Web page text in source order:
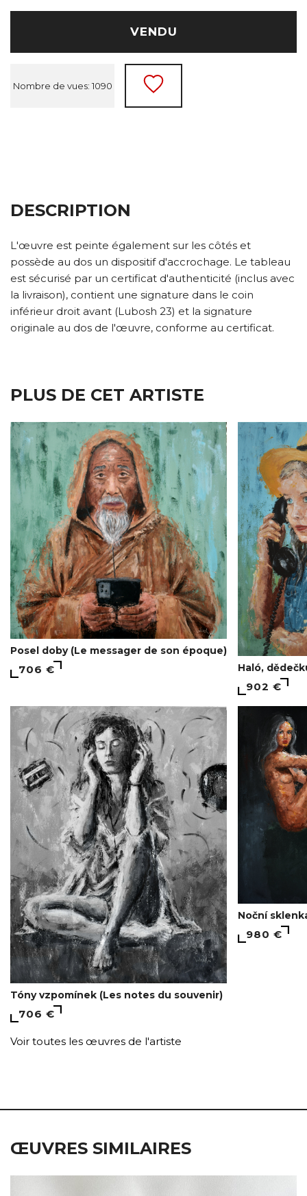
VENDU
Nombre de vues: 1090
DESCRIPTION
L'œuvre est peinte également sur les côtés et
possède au dos un dispositif d'accrochage. Le tableau
est sécurisé par un certificat d'authenticité (inclus avec
la livraison), contient une signature dans le coin
inférieur droit avant (Lubosh 23) et la signature
originale au dos de l'œuvre, conforme au certificat.
PLUS DE CET ARTISTE
Posel doby (Le messager de son époque)
706 € Haló,
902 €
Tóny vzpomínek (Les notes du souvenir)
706 €
Noční
980 €
Voir toutes les œuvres de l'artiste
ŒUVRES SIMILAIRES